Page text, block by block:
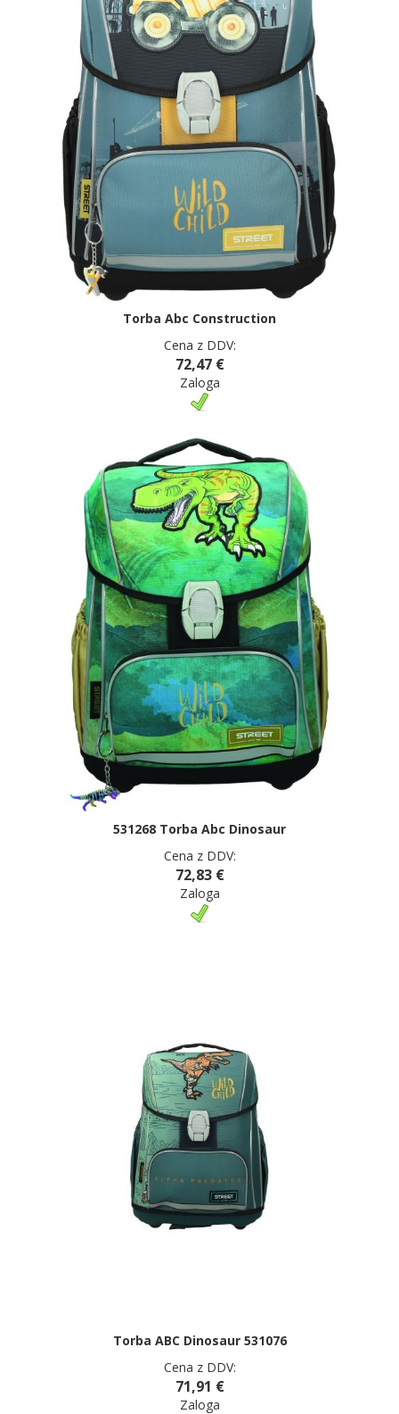
Torba Abc Construction
Cena z DDV:
72,47 €
Zaloga
531268 Torba Abc Dinosaur
Cena z DDV:
72,83 €
Zaloga
Torba ABC Dinosaur 531076
Cena z DDV:
71,91 €
Zaloga